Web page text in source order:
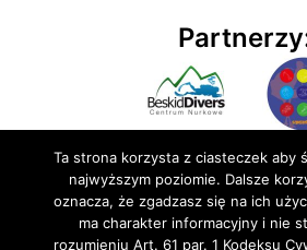
Ta strona korzysta z ciasteczek aby
najwyższym poziomie. Dalsze
oznacza, że zgadzasz się na ich
ma charakter informacyjny i nie
rozumieniu Art. 61 par. 1 Kodeksu